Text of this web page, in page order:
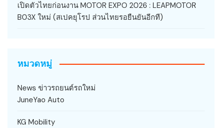
เปิดตัวไทยก่อนงาน MOTOR EXPO 2026 : LEAPMOTOR
B03X ใหม่ (สเปคยุโรป ส่วนไทยรอยืนยันอีกที)
หมวดหมู่
News ข่าวรถยนต์รถใหม่
JuneYao Auto
KG Mobility